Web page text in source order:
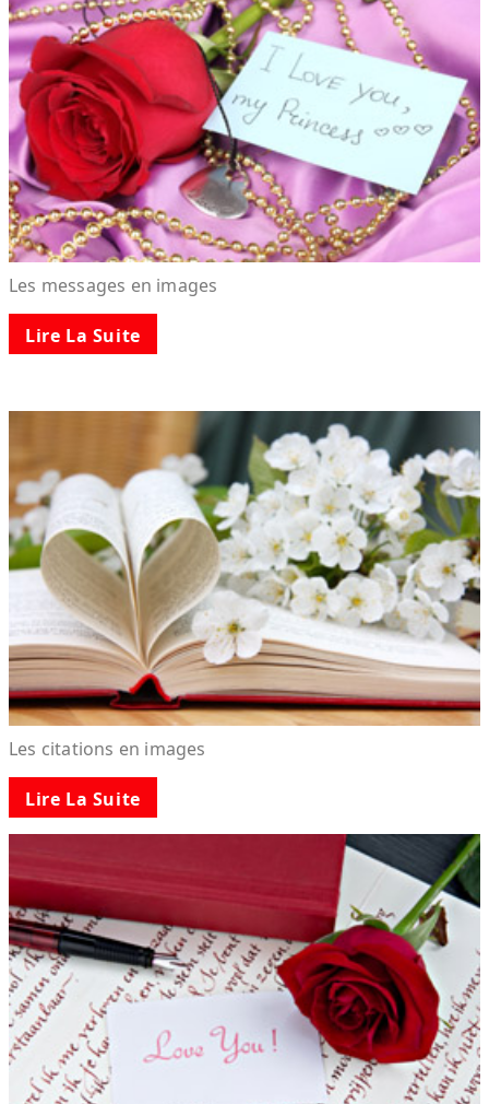
Les messages en images
Lire La Suite
Les citations en images
Lire La Suite